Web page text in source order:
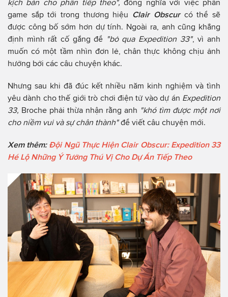
kịch bản cho phần tiếp theo", đồng nghĩa với việc phần
game sắp tới trong thương hiệu Clair Obscur có thể sẽ
được công bố sớm hơn dự tính. Ngoài ra, anh cũng khẳng
định mình rất cố gắng để "bỏ qua Expedition 33", vì anh
muốn có một tầm nhìn đơn lẻ, chân thực không chịu ảnh
hưởng bởi các câu chuyện khác.
Nhưng sau khi đã đúc kết nhiều năm kinh nghiệm và tình
yêu dành cho thế giới trò chơi điện tử vào dự án Expedition
33, Broche phải thừa nhận rằng anh "khó tìm được một nơi
cho niềm vui và sự chân thành"để viết câu chuyện mới.
Xem thêm: Đội Ngũ Thực Hiện Clair Obscur: Expedition 33
Hé Lộ Những Ý Tưởng Thú Vị Cho Dự Án Tiếp Theo